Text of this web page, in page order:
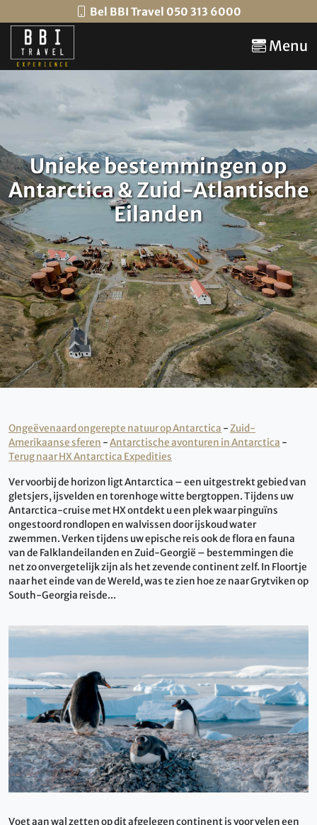
Bel BBI Travel 050 313 6000
Menu
Unieke bestemmingen op
Antarctica & Zuid-Atlantische
Eilanden
Ongeëvenaard ongerepte natuur op Antarctica -Zuid-
Amerikaanse sferen -Antarctische avonturen in Antarctica -
Terug naar HX Antarctica Expedities
Ver voorbij de horizon ligt Antarctica – een uitgestrekt gebied van
gletsjers, ijsvelden en torenhoge witte bergtoppen. Tijdens uw
Antarctica-cruise met HX ontdekt u een plek waar pinguïns
ongestoord rondlopen en walvissen door ijskoud water
zwemmen. Verken tijdens uw epische reis ook de flora en fauna
van de Falklandeilanden en Zuid-Georgië – bestemmingen die
net zo onvergetelijk zijn als het zevende continent zelf. In Floortje
naar het einde van de Wereld, was te zien hoe ze naar Grytviken op
South-Georgia reisde...
Voet aan wal zetten op dit afgelegen continent is voor velen een